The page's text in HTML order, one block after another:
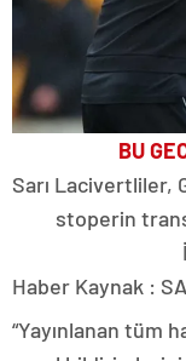
BU
Sarı Lacivertliler,
stoperin
Haber Kaynak :
“Yayınlanan tüm